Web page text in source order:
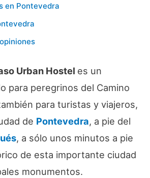
en Pontevedra
Urban Hostel es un
para peregrinos del Camino
para turistas y viajeros,
de Pontevedra, a pie del
, a sólo unos minutos a pie
de esta importante ciudad
monumentos.